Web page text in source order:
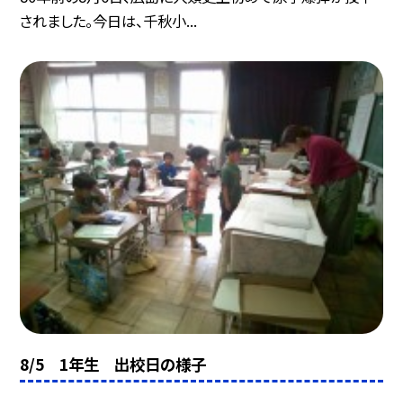
されました。今日は、千秋小...
8/5 1年生 出校日の様子